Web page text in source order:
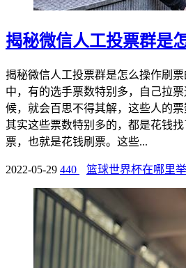
揭秘微信人工投票群是
揭秘微信人工投票群是怎么操作刷
中，有的选手票数特别多，自己拉
候，就会百思不得其解，这些人的票
其实这些票数特别多的，都是花钱
票，也就是花钱刷票。这些...
2022-05-29 440 篮球世界杯在哪里